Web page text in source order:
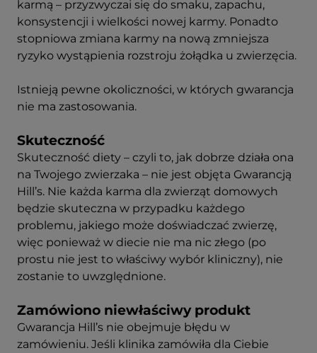
karmą – przyzwyczai się do smaku, zapachu,
konsystencji i wielkości nowej karmy. Ponadto
stopniowa zmiana karmy na nową zmniejsza
ryzyko wystąpienia rozstroju żołądka u zwierzęcia.
Istnieją pewne okoliczności, w których gwarancja
nie ma zastosowania.
Skuteczność
Skuteczność diety – czyli to, jak dobrze działa ona
na Twojego zwierzaka – nie jest objęta Gwarancją
Hill’s. Nie każda karma dla zwierząt domowych
będzie skuteczna w przypadku każdego
problemu, jakiego może doświadczać zwierzę,
więc ponieważ w diecie nie ma nic złego (po
prostu nie jest to właściwy wybór kliniczny), nie
zostanie to uwzględnione.
Zamówiono niewłaściwy produkt
Gwarancja Hill’s nie obejmuje błędu w
zamówieniu. Jeśli klinika zamówiła dla Ciebie